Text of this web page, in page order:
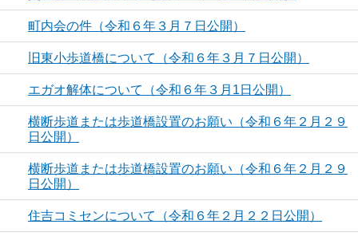
町内会の件（令和６年３月７日公開）
旧東小歩道橋について（令和６年３月７日公開）
エガオ解体について（令和６年３月1日公開）
横断歩道または歩道橋設置のお願い（令和６年２月２９
日公開）
横断歩道または歩道橋設置のお願い（令和６年２月２９
日公開）
住吉コミセンについて（令和６年２月２２日公開）